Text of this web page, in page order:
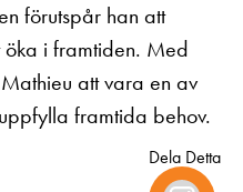
förutspår han att
öka i framtiden. Med
att vara en av
framtida behov.
Dela Detta